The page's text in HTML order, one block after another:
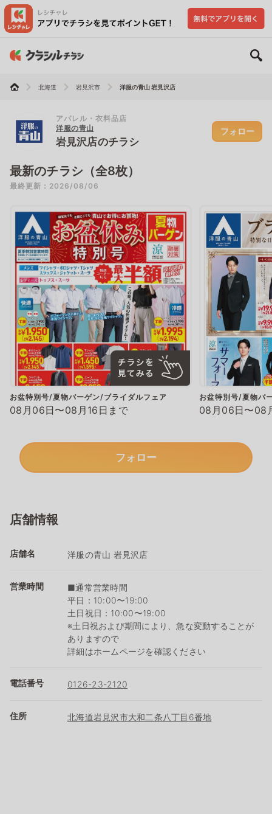
北海道 岩見沢市 洋服の青山 岩見沢店
アパレル・衣料品店
洋服の青山
岩見沢店のチラシ
フォロー
最新のチラシ（全8枚）
最終更新：2026/08/06
お盆特別号/夏物バーゲン/ブライダルフェア
08月06日〜08月16日まで
お盆特別号/夏物バ
08月06日〜08
フォロー
店舗情報
店舗名 洋服の青山 岩見沢店
営業時間
■通常営業時間
平日：10:00〜19:00
土日祝日：10:00〜19:00
※土日祝および期間により、急な変動することが
ありますので
詳細はホームページを確認ください
電話番号 0126-23-2120
住所 北海道岩見沢市大和二条八丁目6番地